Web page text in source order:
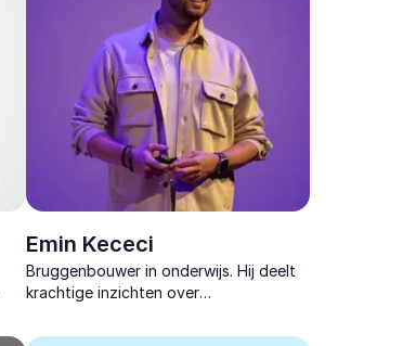
Emin Kececi
Bruggenbouwer in onderwijs. Hij deelt
krachtige inzichten over
leiderschap en duurzame verandering